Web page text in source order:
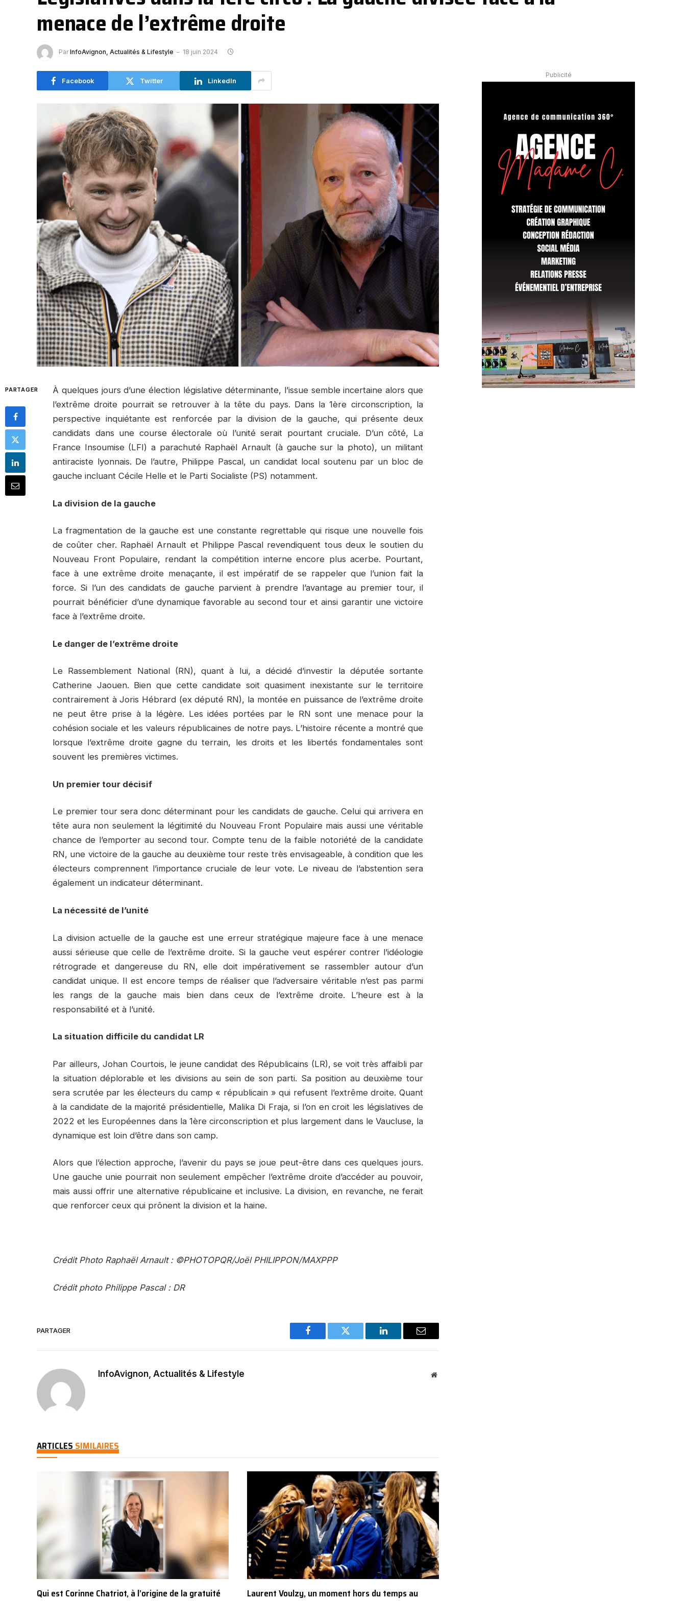
menace de l’extrême droite
Par InfoAvignon, Actualités & Lifestyle 18 juin 2024
Facebook Twitter LinkedIn
PARTAGER
À quelques jours d’une élection législative déterminante, l’issue semble incertaine alors que
l’extrême droite pourrait se retrouver à la tête du pays. Dans la 1ère circonscription, la
perspective inquiétante est renforcée par la division de la gauche, qui présente deux
candidats dans une course électorale où l’unité serait pourtant cruciale. D’un côté, La
France Insoumise (LFI) a parachuté Raphaël Arnault (à gauche sur la photo), un militant
antiraciste lyonnais. De l’autre, Philippe Pascal, un candidat local soutenu par un bloc de
gauche incluant Cécile Helle et le Parti Socialiste (PS) notamment.
La division de la gauche
La fragmentation de la gauche est une constante regrettable qui risque une nouvelle fois
de coûter cher. Raphaël Arnault et Philippe Pascal revendiquent tous deux le soutien du
Nouveau Front Populaire, rendant la compétition interne encore plus acerbe. Pourtant,
face à une extrême droite menaçante, il est impératif de se rappeler que l’union fait la
force. Si l’un des candidats de gauche parvient à prendre l’avantage au premier tour, il
pourrait bénéficier d’une dynamique favorable au second tour et ainsi garantir une victoire
face à l’extrême droite.
Le danger de l’extrême droite
Le Rassemblement National (RN), quant à lui, a décidé d’investir la députée sortante
Catherine Jaouen. Bien que cette candidate soit quasiment inexistante sur le territoire
contrairement à Joris Hébrard (ex député RN), la montée en puissance de l’extrême droite
ne peut être prise à la légère. Les idées portées par le RN sont une menace pour la
cohésion sociale et les valeurs républicaines de notre pays. L’histoire récente a montré que
lorsque l’extrême droite gagne du terrain, les droits et les libertés fondamentales sont
souvent les premières victimes.
Un premier tour décisif
Le premier tour sera donc déterminant pour les candidats de gauche. Celui qui arrivera en
tête aura non seulement la légitimité du Nouveau Front Populaire mais aussi une véritable
chance de l’emporter au second tour. Compte tenu de la faible notoriété de la candidate
RN, une victoire de la gauche au deuxième tour reste très envisageable, à condition que les
électeurs comprennent l’importance cruciale de leur vote. Le niveau de l’abstention sera
également un indicateur déterminant.
La nécessité de l’unité
La division actuelle de la gauche est une erreur stratégique majeure face à une menace
aussi sérieuse que celle de l’extrême droite. Si la gauche veut espérer contrer l’idéologie
rétrograde et dangereuse du RN, elle doit impérativement se rassembler autour d’un
candidat unique. Il est encore temps de réaliser que l’adversaire véritable n’est pas parmi
les rangs de la gauche mais bien dans ceux de l’extrême droite. L’heure est à la
responsabilité et à l’unité.
La situation difficile du candidat LR
Par ailleurs, Johan Courtois, le jeune candidat des Républicains (LR), se voit très affaibli par
la situation déplorable et les divisions au sein de son parti. Sa position au deuxième tour
sera scrutée par les électeurs du camp « républicain » qui refusent l’extrême droite. Quant
à la candidate de la majorité présidentielle, Malika Di Fraja, si l’on en croit les législatives de
2022 et les Européennes dans la 1ère circonscription et plus largement dans le Vaucluse, la
dynamique est loin d’être dans son camp.
Alors que l’élection approche, l’avenir du pays se joue peut-être dans ces quelques jours.
Une gauche unie pourrait non seulement empêcher l’extrême droite d’accéder au pouvoir,
mais aussi offrir une alternative républicaine et inclusive. La division, en revanche, ne ferait
que renforcer ceux qui prônent la division et la haine.
Crédit Photo Raphaël Arnault : ©PHOTOPQR/Joël PHILIPPON/MAXPPP
Crédit photo Philippe Pascal : DR
PARTAGER
Facebook Twitter LinkedIn Email
InfoAvignon, Actualités & Lifestyle Website
ARTICLES SIMILAIRES
Qui est Corinne Chatriot, à l’origine de la gratuité
Laurent Voulzy, un moment hors du temps au
Publicité